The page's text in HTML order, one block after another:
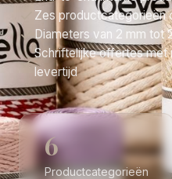
Zes productcategorieën
Diameters van 2 mm tot
Schriftelijke offertes met
levertijd
6
Productcategorieën